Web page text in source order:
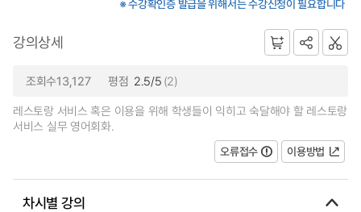
※ 수강확인증 발급을 위해서는 수강신청이 필요합니다
강의상세
조회수13,127 평점 2.5/5 (2)
레스토랑 서비스 혹은 이용을 위해 학생들이 익히고 숙달해야 할 레스토랑
서비스 실무 영어회화.
오류접수
이용방법
차시별 강의